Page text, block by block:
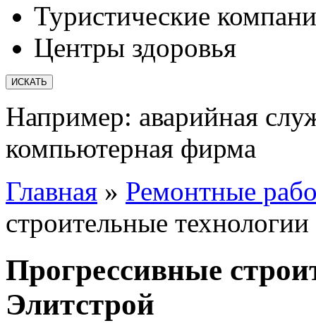
Туристические
Центры здоровья
Например: аварийная
компьютерная фирма
Главная » Ремонтные
строительные
Прогрессивные
Элитстрой